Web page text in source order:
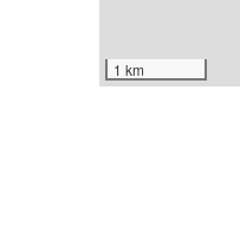
1 km